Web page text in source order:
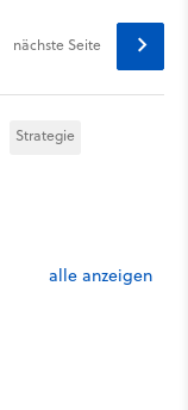
nächste Seite
Strategie
alle anzeigen